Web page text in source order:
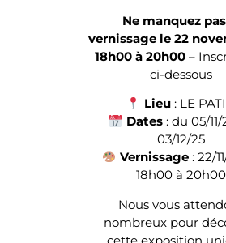
Ne manquez
vernissage le 22
18h00 à 20h00–
ci-dessous
Lieu: LE
Dates: du 05/11/
03/12/25
Vernissage: 22/
18h00 à 20h00
Nous vous
nombreux pour
cette exposition